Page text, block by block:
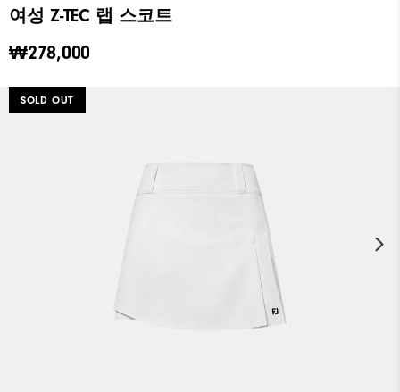
여성 Z-TEC 랩 스코트
₩278,000
SOLD OUT